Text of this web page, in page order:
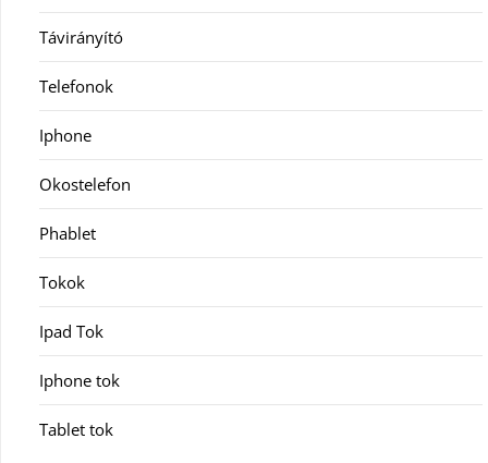
Távirányító
Telefonok
Iphone
Okostelefon
Phablet
Tokok
Ipad Tok
Iphone tok
Tablet tok